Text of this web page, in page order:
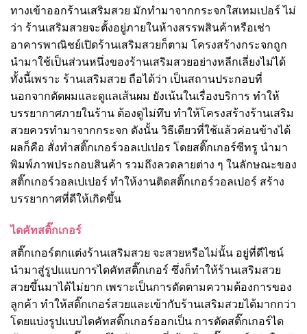
ทางเข้าออกร้านเสริมสวย มักทำมาจากกระจกใสเทมเปอร์ ไม่
ว่า ร้านเสริมสวยจะตั้งอยู่ภายในห้างสรรพสินค้าหรือเช่า
อาคารพาณิชย์เปิดร้านเสริมสวยก็ตาม โครงสร้างกระจกถูก
นำมาใช้เป็นส่วนหนึ่งของร้านเสริมสวยอย่างหลีกเลี่ยงไม่ได้
ทั้งนี้เพราะ ร้านเสริมสวย ถือได้ว่า เป็นสถานประกอบที่
นอกจากตัดผมและดูแลเส้นผม ยังเน้นในเรื่องบริการ ทำให้
บรรยากาศภายในร้าน ต้องดูไม่ทึบ ทำให้โครงสร้างร้านเสริม
สวยควรทำมาจากกระจก ดังนั้น วิธีเดียวที่ใช้แล้วค่อนข้างได้
ผลก็คือ สั่งทำสติ๊กเกอร์วอลเปเปอร โดยสติ๊กเกอร์ซีทรู นำมา
พิมพ์ภาพประกอบสินค้า รวมถึงลวดลายต่าง ๆ ในลักษณะของ
สติ๊กเกอร์วอลเปเปอร์ ทำให้งานติดสติ๊กเกอร์วอลเปอร์ สร้าง
บรรยากาศที่ดีให้เกิดขึ้น
ไดคัทสติ๊กเกอร์
สติ๊กเกอร์ตกแต่งร้านเสริมสวย จะสวยหรือไม่นั้น อยู่ที่ดีไซน์
นำมาสู่รูปแแบการไดคัทสติ๊กเกอร์ ซึ่งก็ทำให้ร้านเสริมสวย
สวยขึ้นมาได้ไม่ยาก เพราะเป็นการตัดตามความต้องการของ
ลูกค้า ทำให้สติ๊กเกอร์สวยและเข้ากับร้านเสริมสวยได้มากกว่า
โดยแบ่งรูปแบบไดคัทสติ๊กเกอร์ออกเป็น การตัดสติ๊กเกอร์ได